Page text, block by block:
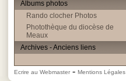
Albums photos
Rando clocher Photos
Photothèque du diocèse de
Meaux
Archives - Anciens liens
Ecrire au Webmaster - Mentions Légales